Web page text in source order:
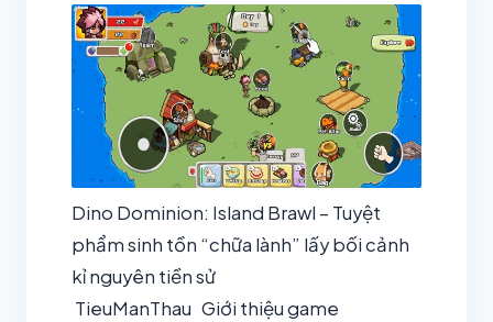
Dino Dominion: Island Brawl – Tuyệt
phẩm sinh tồn “chữa lành” lấy bối cảnh
kỉ nguyên tiền sử
TieuManThau Giới thiệu game